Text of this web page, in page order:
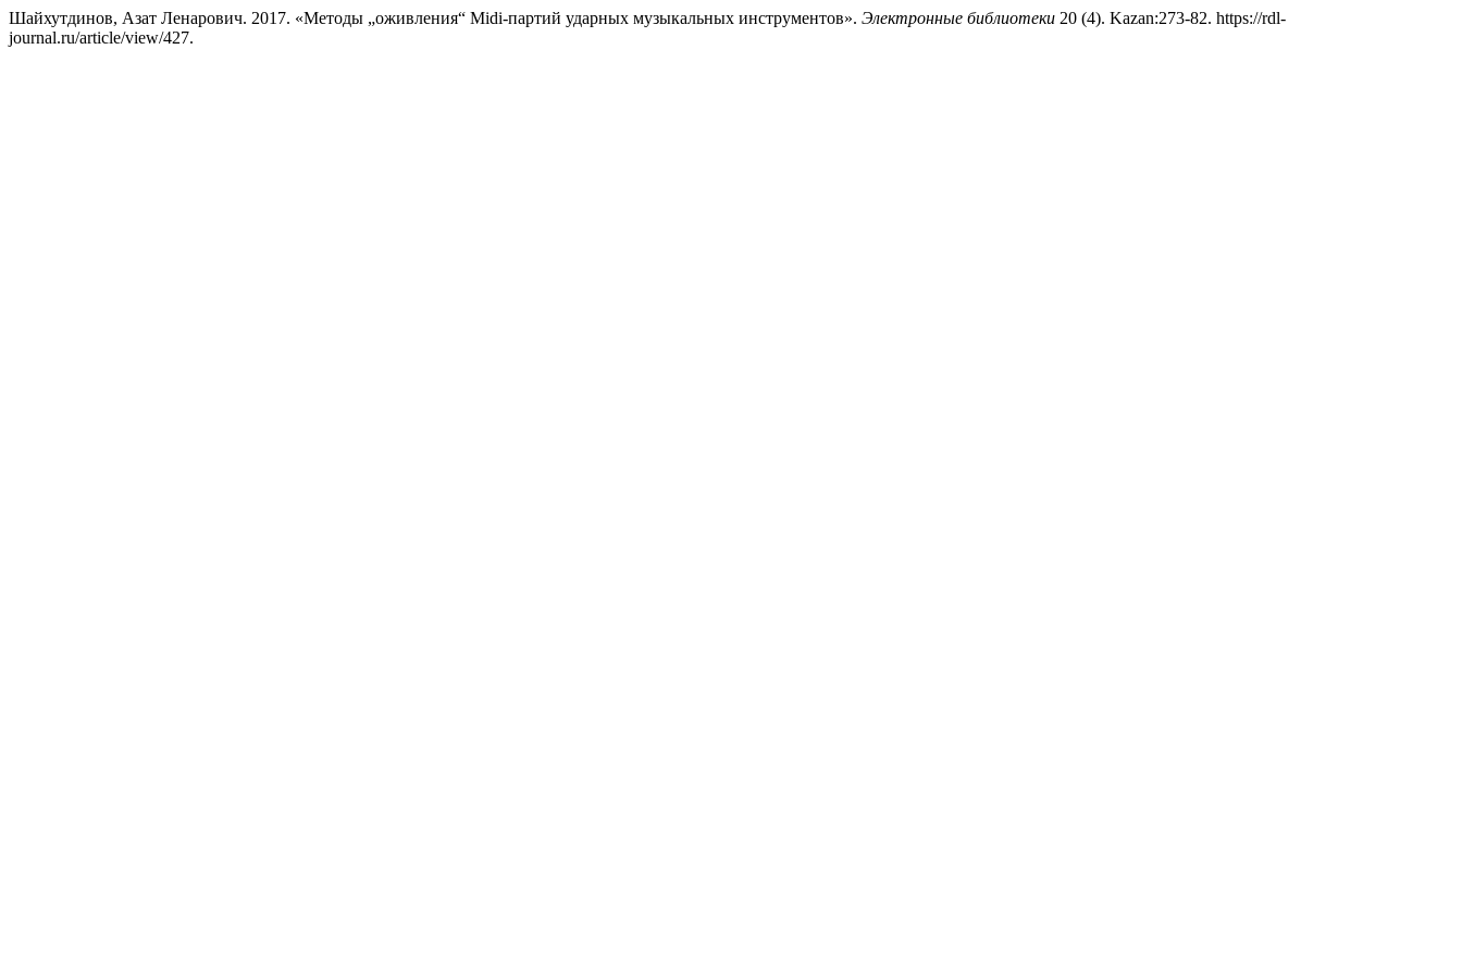
Шайхутдинов, Азат Ленарович. 2017. «Методы „оживления“ Midi-партий ударных музыкальных инструментов». Электронные библиотеки 20 (4). Kazan:273-82. https://rdl-
journal.ru/article/view/427.